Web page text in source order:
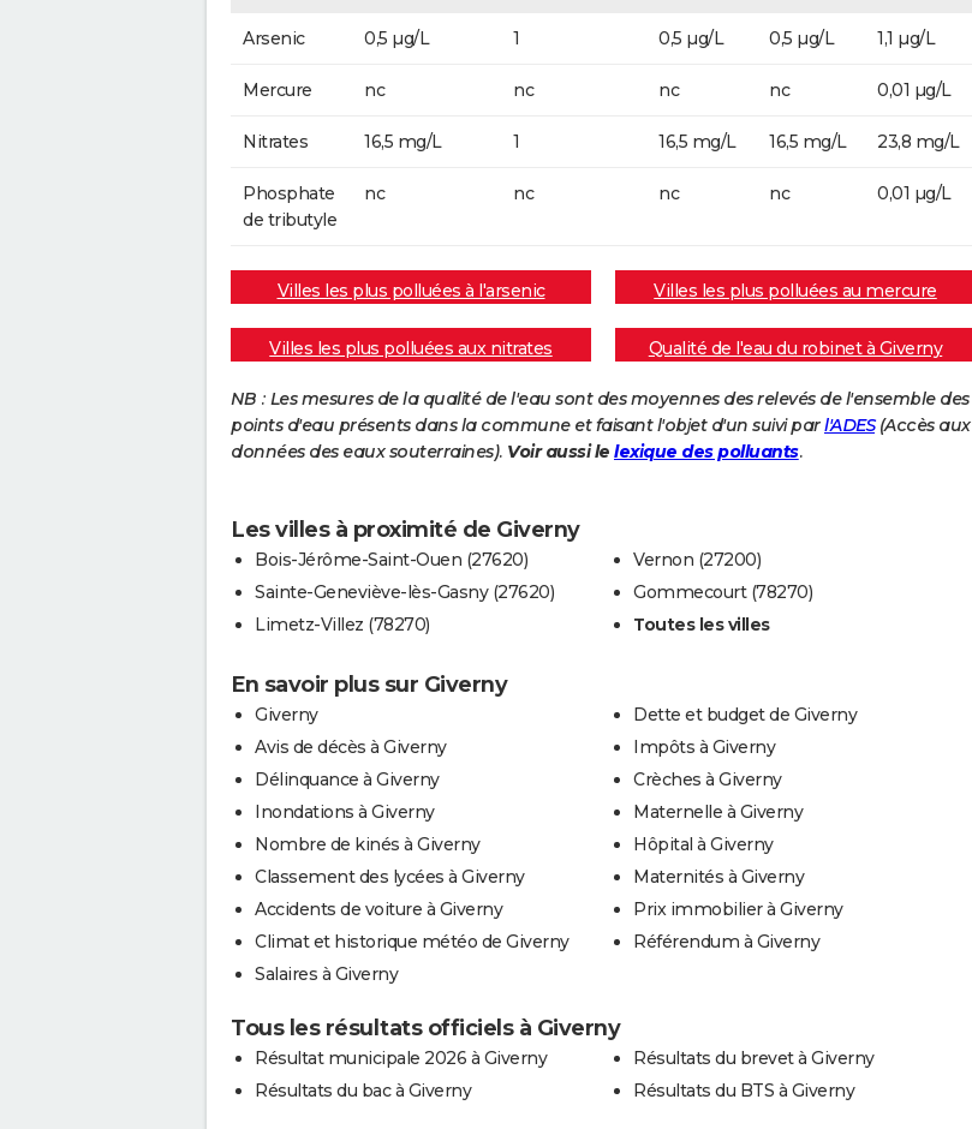
Arsenic 0,5 µg/L 1 0,5 µg/L 0,5 µg/L 1,1 µg/L
Mercure nc nc nc nc 0,01 µg/L
Nitrates 16,5 mg/L 1 16,5 mg/L 16,5 mg/L 23,8 mg/L
Phosphate
de tributyle
nc nc nc nc 0,01 µg/L
Villes les plus polluées à l'arsenic Villes les plus polluées au mercure
Villes les plus polluées aux nitrates Qualité de l'eau du robinet à Giverny
NB : Les mesures de la qualité de l'eau sont des moyennes des relevés de l'ensemble des
points d'eau présents dans la commune et faisant l'objet d'un suivi parl'ADES(Accès aux
données des eaux souterraines). Voir aussi le lexique des polluants.
Les villes à proximité de Giverny
Bois-Jérôme-Saint-Ouen (27620)
Sainte-Geneviève-lès-Gasny (27620)
Limetz-Villez (78270)
Vernon (27200)
Gommecourt (78270)
Toutes les villes
En savoir plus sur Giverny
Giverny
Avis de décès à Giverny
Délinquance à Giverny
Inondations à Giverny
Nombre de kinés à Giverny
Classement des lycées à Giverny
Accidents de voiture à Giverny
Climat et historique météo de Giverny
Salaires à Giverny
Dette et budget de Giverny
Impôts à Giverny
Crèches à Giverny
Maternelle à Giverny
Hôpital à Giverny
Maternités à Giverny
Prix immobilier à Giverny
Référendum à Giverny
Tous les résultats officiels à Giverny
Résultat municipale 2026 à Giverny
Résultats du bac à Giverny
Résultats du brevet à Giverny
Résultats du BTS à Giverny